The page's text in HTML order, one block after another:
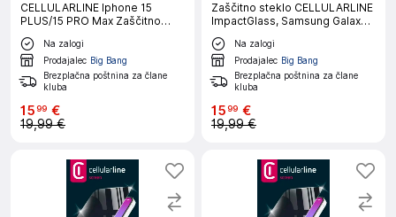
CELLULARLINE Iphone 15
PLUS/15 PRO Max Zaščitno
steklo
Na zalogi
Prodajalec Big Bang
Brezplačna poštnina za člane
kluba
1599 €
19,99 €
Zaščitno steklo CELLULARLINE
ImpactGlass, Samsung Galaxy
A27
Na zalogi
Prodajalec Big Bang
Brezplačna poštnina za člane
kluba
1599 €
19,99 €